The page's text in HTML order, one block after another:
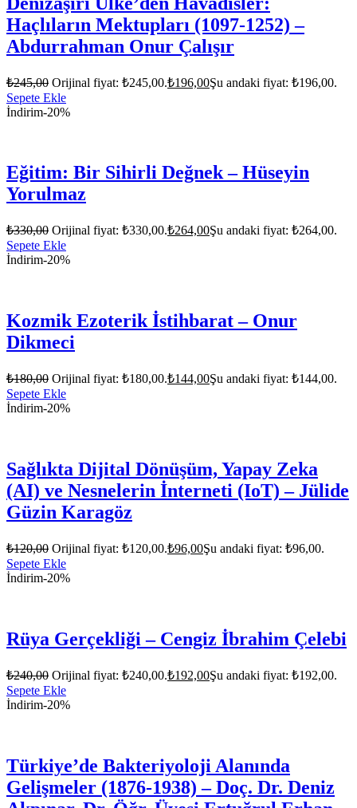
Haçlıların Mektupları (1097-1252) –
Abdurrahman Onur Çalışır
₺245,00 Orijinal fiyat: ₺245,00.₺196,00Şu andaki fiyat: ₺196,00.
Sepete Ekle
İndirim-20%
Eğitim: Bir Sihirli Değnek – Hüseyin
Yorulmaz
₺330,00 Orijinal fiyat: ₺330,00.₺264,00Şu andaki fiyat: ₺264,00.
Sepete Ekle
İndirim-20%
Kozmik Ezoterik İstihbarat – Onur
Dikmeci
₺180,00 Orijinal fiyat: ₺180,00.₺144,00Şu andaki fiyat: ₺144,00.
Sepete Ekle
İndirim-20%
Sağlıkta Dijital Dönüşüm, Yapay Zeka
(AI) ve Nesnelerin İnterneti (IoT) – Jülide
Güzin Karagöz
₺120,00 Orijinal fiyat: ₺120,00.₺96,00Şu andaki fiyat: ₺96,00.
Sepete Ekle
İndirim-20%
Rüya Gerçekliği – Cengiz İbrahim Çelebi
₺240,00 Orijinal fiyat: ₺240,00.₺192,00Şu andaki fiyat: ₺192,00.
Sepete Ekle
İndirim-20%
Türkiye’de Bakteriyoloji Alanında
Gelişmeler (1876-1938) – Doç. Dr. Deniz